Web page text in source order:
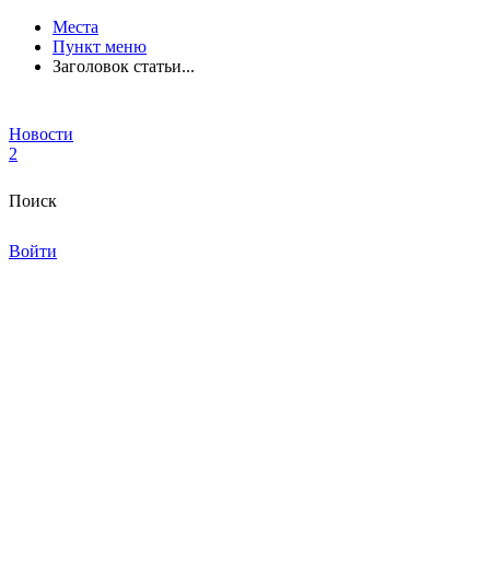
Места
Пункт меню
Заголовок статьи...
Новости
2
Поиск
Войти